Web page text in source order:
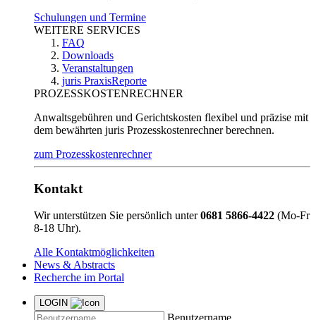
Schulungen und Termine
WEITERE SERVICES
FAQ
Downloads
Veranstaltungen
juris PraxisReporte
PROZESSKOSTENRECHNER
Anwaltsgebühren und Gerichtskosten flexibel und präzise mit
dem bewährten juris Prozesskostenrechner berechnen.
zum Prozesskostenrechner
Kontakt
Wir unterstützen Sie persönlich unter0681 5866-4422 (Mo-Fr
8-18 Uhr).
Alle Kontaktmöglichkeiten
News & Abstracts
Recherche im Portal
LOGIN